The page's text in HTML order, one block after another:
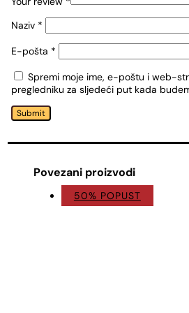
Naziv *
E-pošta *
Spremi moje ime, e-poštu i web-
pregledniku za sljedeći put kada
Submit
Povezani proizvodi
50% POPUST